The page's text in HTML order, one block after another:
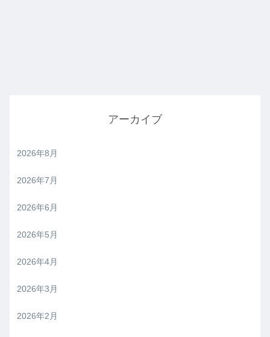
アーカイブ
2026年8月
2026年7月
2026年6月
2026年5月
2026年4月
2026年3月
2026年2月